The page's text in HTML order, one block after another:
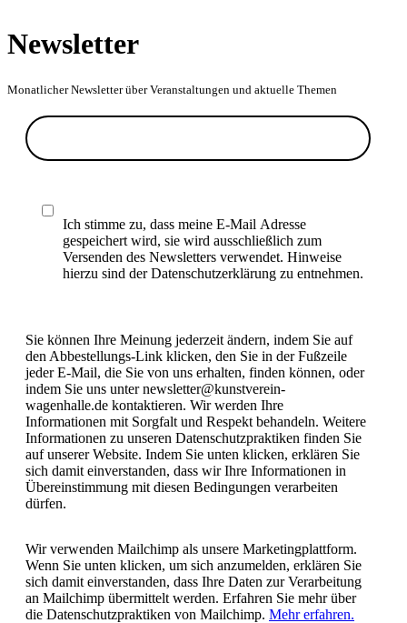
Newsletter
Monatlicher Newsletter über Veranstaltungen und aktuelle Themen
Ich stimme zu, dass meine E-Mail Adresse
gespeichert wird, sie wird ausschließlich zum
Versenden des Newsletters verwendet. Hinweise
hierzu sind der Datenschutzerklärung zu entnehmen.
Sie können Ihre Meinung jederzeit ändern, indem Sie auf
den Abbestellungs-Link klicken, den Sie in der Fußzeile
jeder E-Mail, die Sie von uns erhalten, finden können, oder
indem Sie uns unter newsletter@kunstverein-
wagenhalle.de kontaktieren. Wir werden Ihre
Informationen mit Sorgfalt und Respekt behandeln. Weitere
Informationen zu unseren Datenschutzpraktiken finden Sie
auf unserer Website. Indem Sie unten klicken, erklären Sie
sich damit einverstanden, dass wir Ihre Informationen in
Übereinstimmung mit diesen Bedingungen verarbeiten
dürfen.
Wir verwenden Mailchimp als unsere Marketingplattform.
Wenn Sie unten klicken, um sich anzumelden, erklären Sie
sich damit einverstanden, dass Ihre Daten zur Verarbeitung
an Mailchimp übermittelt werden. Erfahren Sie mehr über
die Datenschutzpraktiken von Mailchimp. Mehr erfahren.